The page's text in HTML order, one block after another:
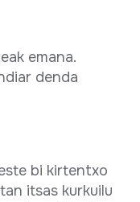
emana.
denda
bi kirtentxo
itsas kurkuilu